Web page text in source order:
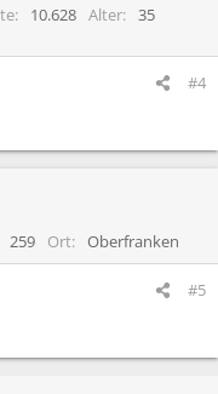
10.628 Alter
35
#4
259 Ort Oberfranken
#5